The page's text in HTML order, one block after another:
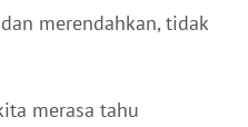
merendahkan, tidak
merasa tahu